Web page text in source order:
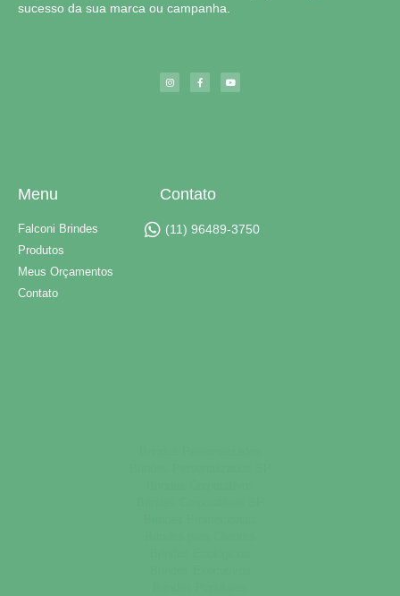
sucesso da sua marca ou campanha.
Menu
Falconi Brindes
Produtos
Meus Orçamentos
Contato
Contato
(11) 96489-3750